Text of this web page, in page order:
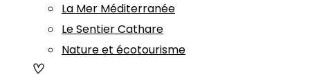
La Mer Méditerranée
Le Sentier Cathare
Nature et écotourisme